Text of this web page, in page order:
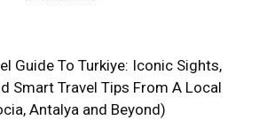
Guide To Turkiye: Iconic Sights,
Smart Travel Tips From A Local
Antalya and Beyond)